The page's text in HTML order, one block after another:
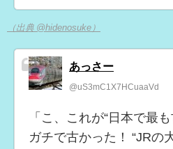
（出典 @hidenosuke）
あっさー
@uS3mC1X7HCuaaVd
「こ、これが“日本で最
ガチで古かった！ “JRの